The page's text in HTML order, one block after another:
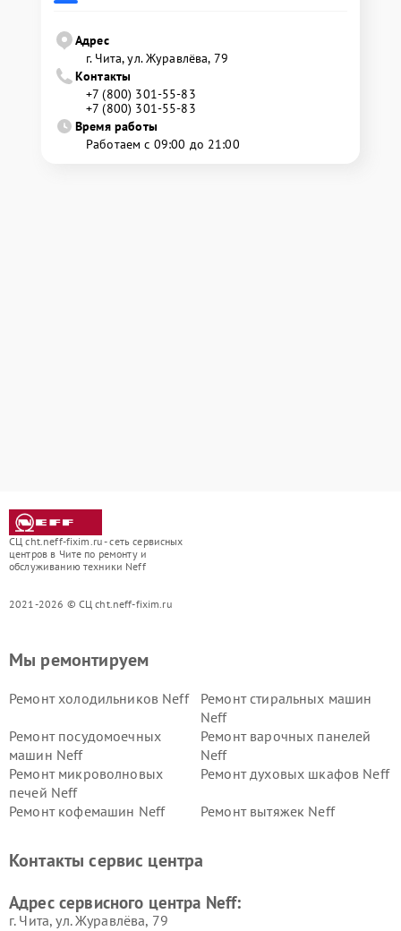
Адрес
г. Чита, ул. Журавлёва, 79
Контакты
+7 (800) 301-55-83
+7 (800) 301-55-83
Время работы
Работаем с 09:00 до 21:00
СЦ cht.neff-fixim.ru - сеть сервисных
центров в Чите по ремонту и
обслуживанию техники Neff
2021-2026 © СЦ cht.neff-fixim.ru
Мы ремонтируем
Ремонт холодильников Neff
Ремонт стиральных машин
Neff
Ремонт посудомоечных
машин Neff
Ремонт варочных панелей
Neff
Ремонт микроволновых
печей Neff
Ремонт духовых шкафов Neff
Ремонт кофемашин Neff Ремонт вытяжек Neff
Контакты сервис центра
Адрес сервисного центра Neff:
г. Чита, ул. Журавлёва, 79